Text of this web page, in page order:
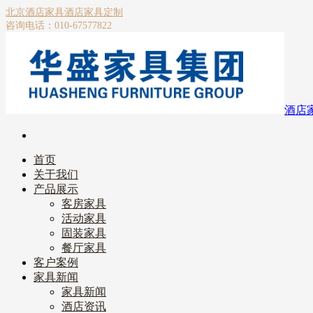
北京酒店家具酒店家具定制
咨询电话：010-67577822
酒店
首页
关于我们
产品展示
客房家具
活动家具
固装家具
餐厅家具
客户案例
家具新闻
家具新闻
酒店资讯